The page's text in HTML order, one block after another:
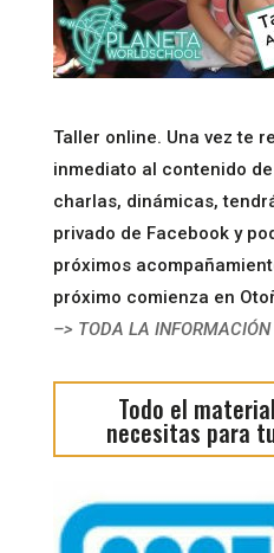
Taller online. Una vez te
inmediato al contenido
charlas, dinámicas,
privado de Facebook y
próximos
próximo comienza en
–> TODA LA INFORMACIÓN
Todo el
necesitas para